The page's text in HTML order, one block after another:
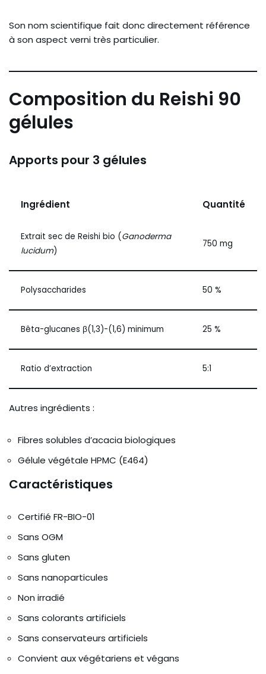
Son nom scientifique fait donc directement référence
à son aspect verni très particulier.
Composition du Reishi 90
gélules
Apports pour 3 gélules
Ingrédient Quantité
Extrait sec de Reishi bio (Ganoderma
lucidum)
750 mg
Polysaccharides 50 %
Bêta-glucanes β(1,3)-(1,6) minimum 25 %
Ratio d’extraction 5:1
Autres ingrédients :
Fibres solubles d’acacia biologiques
Gélule végétale HPMC (E464)
Caractéristiques
Certifié FR-BIO-01
Sans OGM
Sans gluten
Sans nanoparticules
Non irradié
Sans colorants artificiels
Sans conservateurs artificiels
Convient aux végétariens et végans